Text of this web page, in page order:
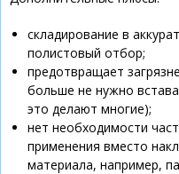
складирование в
полистовый отбор;
предотвращает
больше не нужно
это делают многие);
нет необходимости
применения вместо
материала, например,